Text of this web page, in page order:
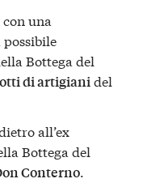
una
Bottega del
di artigianidel
all’ex
Bottega del
Conterno.